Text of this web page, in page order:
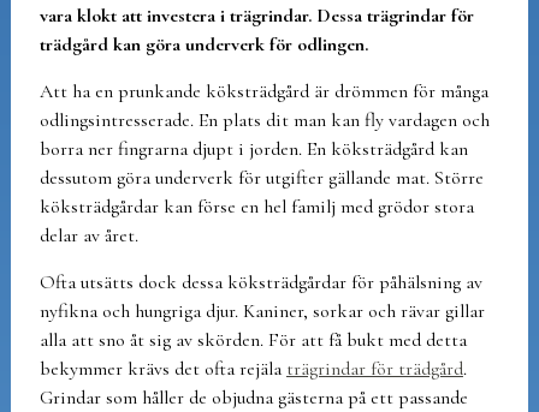
vara klokt att investera i trägrindar. Dessa trägrindar för
trädgård kan göra underverk för odlingen.
Att ha en prunkande köksträdgård är drömmen för många
odlingsintresserade. En plats dit man kan fly vardagen och
borra ner fingrarna djupt i jorden. En köksträdgård kan
dessutom göra underverk för utgifter gällande mat. Större
köksträdgårdar kan förse en hel familj med grödor stora
delar av året.
Ofta utsätts dock dessa köksträdgårdar för påhälsning av
nyfikna och hungriga djur. Kaniner, sorkar och rävar gillar
alla att sno åt sig av skörden. För att få bukt med detta
bekymmer krävs det ofta rejäla trägrindar för trädgård.
Grindar som håller de objudna gästerna på ett passande